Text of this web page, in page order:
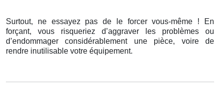
Surtout, ne essayez pas de le forcer vous-même ! En
forçant, vous risqueriez d’aggraver les problèmes ou
d’endommager considérablement une pièce, voire de
rendre inutilisable votre équipement.